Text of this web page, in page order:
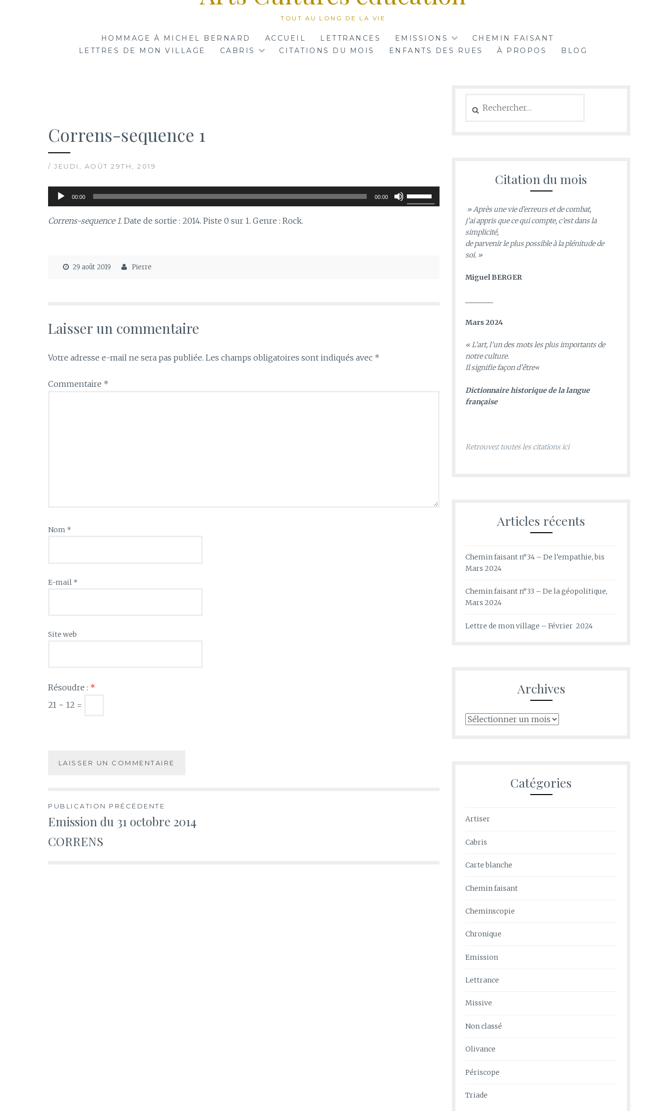
TOUT AU LONG DE LA VIE
HOMMAGE À MICHEL BERNARD ACCUEIL LETTRANCES EMISSIONS
CHEMIN FAISANT
LETTRES DE MON VILLAGE
CABRIS CITATIONS DU MOIS ENFANTS DES RUES À PROPOS BLOG
Correns-sequence 1
/ JEUDI, AOÛT 29TH, 2019
Lecteur
audio
00:00 00:00
Utilisez
les
Correns-sequence 1. Date de sortie : 2014. Piste 0 sur 1. Genre : Rock.
29 août 2019 Pierre
Laisser un commentaire
Votre adresse e-mail ne sera pas publiée. Les champs obligatoires sont indiqués avec *
Commentaire *
Nom *
E-mail *
Site web
Résoudre : *
21 − 12 =
Navigation
de
PUBLICATION PRÉCÉDENTE
Emission du 31 octobre 2014
CORRENS
Citation du mois
» Après une vie d’erreurs et de combat,
j’ai appris que ce qui compte, c’est dans la
simplicité,
de parvenir le plus possible à la plénitude de
soi. »
Miguel BERGER
Mars 2024
«L’art, l’un des mots les plus importants de
notre culture.
Il signifie façon d’être«
Dictionnaire historique de la langue
française
Retrouvez toutes les citations ici
Articles récents
Chemin faisant n°34 – De l’empathie, bis
Mars 2024
Chemin faisant n°33 – De la géopolitique,
Mars 2024
Lettre de mon village – Février 2024
Archives
Archives
Catégories
Artiser
Cabris
Carte blanche
Chemin faisant
Cheminscopie
Chronique
Emission
Lettrance
Missive
Non classé
Olivance
Périscope
Triade